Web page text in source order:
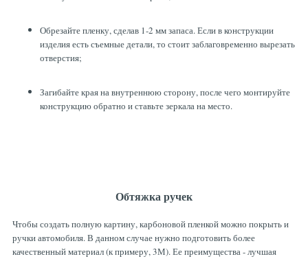
Обрезайте пленку, сделав 1-2 мм запаса. Если в конструкции
изделия есть съемные детали, то стоит заблаговременно вырезать
отверстия;
Загибайте края на внутреннюю сторону, после чего монтируйте
конструкцию обратно и ставьте зеркала на место.
Обтяжка ручек
Чтобы создать полную картину, карбоновой пленкой можно покрыть и
ручки автомобиля. В данном случае нужно подготовить более
качественный материал (к примеру, 3М). Ее преимущества - лучшая